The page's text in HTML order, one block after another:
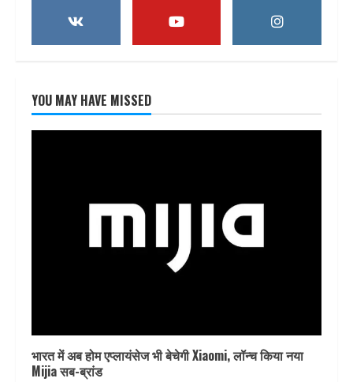
YOU MAY HAVE MISSED
भारत में अब होम एप्लायंसेज भी बेचेगी Xiaomi, लॉन्च किया नया
Mijia सब-ब्रांड